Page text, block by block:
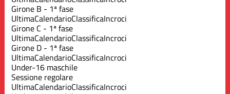
Girone B - 1ª fase
UltimaCalendarioClassificaIncroci
Girone C - 1ª fase
UltimaCalendarioClassificaIncroci
Girone D - 1ª fase
UltimaCalendarioClassificaIncroci
Under-16 maschile
Sessione regolare
UltimaCalendarioClassificaIncroci